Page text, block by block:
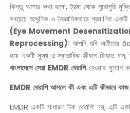
কিন্তু আশার কথা হলো, ট্রমা থেকে পুরোপুরি
সবচেয়ে আধুনিক ও বৈজ্ঞানিকভাবে প্রমাণিত
(Eye Movement
Reprocessing)। আপনি যদি অতীতের
হয়ে একটি সুস্থ ও স্বাভাবিক জীবনে ফিরতে চান,
বাংলাদেশে সেরা EMDR থেরাপিনেওয়ার সুযোগ
EMDR থেরাপি আসলে কী এবং এটি কীভাবে
EMDR একটি সাধারণ ‘টক থেরাপি’ নয়, এটি